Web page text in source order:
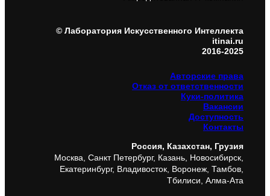
© Лаборатория Искусственного Интеллекта
itinai.ru
2016-2025
Авторские права
Отказ от ответственности
Куки-политика
Вакансии
Доступность
Контакты
Россия, Казахстан, Грузия
Москва, Санкт Петербург, Казань, Новосибирск,
Екатеринбург, Владивосток, Воронеж, Тамбов,
Тбилиси, Алма-Ата